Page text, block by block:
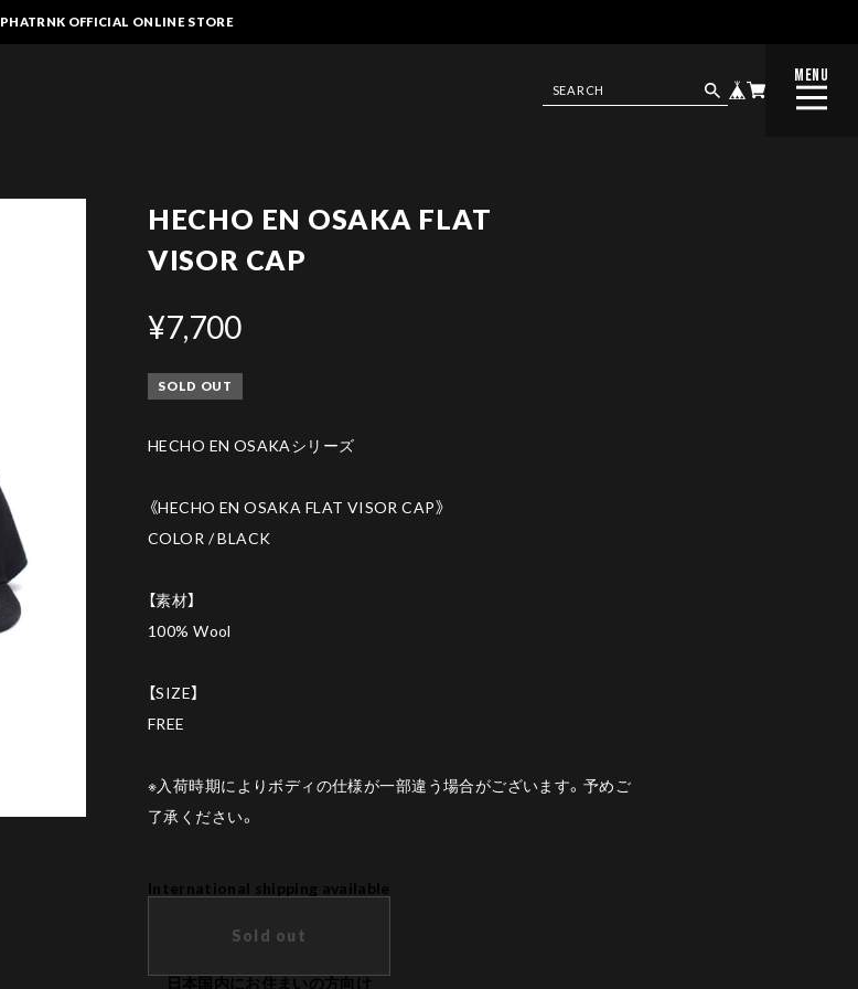
PHATRNK OFFICIAL ONLINE STORE
MENU
CLOSE
HECHO EN OSAKA FLAT
VISOR CAP
¥7,700
SOLD OUT
HECHO EN OSAKAシリーズ
《HECHO EN OSAKA FLAT VISOR CAP》
COLOR / BLACK
【素材】
100% Wool
【SIZE】
FREE
※入荷時期によりボディの仕様が一部違う場合がございます。予めご
了承ください。
International shipping available
Sold out
日本国内にお住まいの方向け